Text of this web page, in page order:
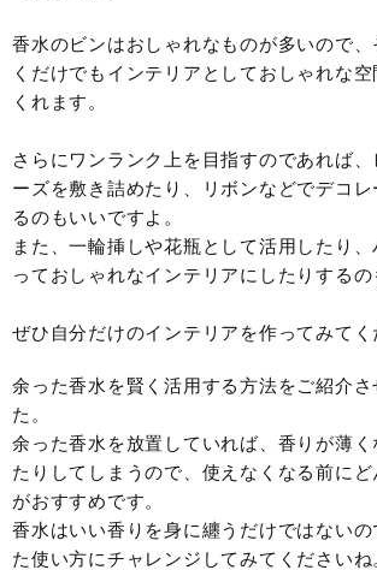
香水のビンはおしゃれなものが多いので
くだけでもインテリアとしておしゃれな
くれます。
さらにワンランク上を目指すのであれば
ーズを敷き詰めたり、リボンなどでデコ
るのもいいですよ。
また、一輪挿しや花瓶として活用したり
っておしゃれなインテリアにしたりする
ぜひ自分だけのインテリアを作ってみてく
余った香水を賢く活用する方法をご紹介
た。
余った香水を放置していれば、香りが薄
たりしてしまうので、使えなくなる前に
がおすすめです。
香水はいい香りを身に纏うだけではない
た使い方にチャレンジしてみてくださいね